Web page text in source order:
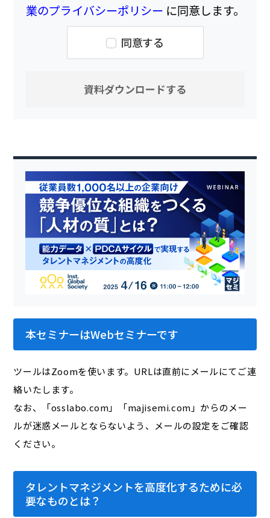
業のプライバシーポリシー に同意します。
同意する
本セミナーはWebセミナーです
ツールはZoomを使います。URLは直前にメールにてご連
絡いたします。
なお、「osslabo.com」「majisemi.com」からのメー
ルが迷惑メールとならないよう、メールの設定をご確認
ください。
タレントマネジメントを高度化するために必
要なものとは？